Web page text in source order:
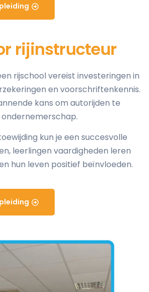
rijinstructeur
rijschool vereist investeringen in
en voorschriftenkennis.
kans om autorijden te
kun je een succesvolle
leerlingen vaardigheden leren
hun leven positief beïnvloeden.